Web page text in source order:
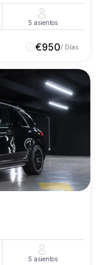
5 asientos
€950/ Días
5 asientos